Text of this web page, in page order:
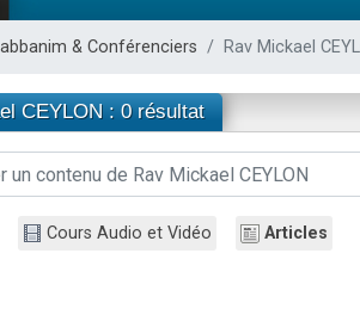
12 nouvelles
2 personnes viennent
2 personnes viennent
& Conférenciers Rav Mickael
CEYLON : 0 résultat
Cours Audio et Vidéo Articles